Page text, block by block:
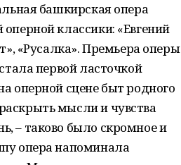
башкирская опера
классики: «Евгений
«Русалка». Премьера оперы
первой ласточкой
оперной сцене быт родного
мысли и чувства
– таково было скромное и
опера напоминала